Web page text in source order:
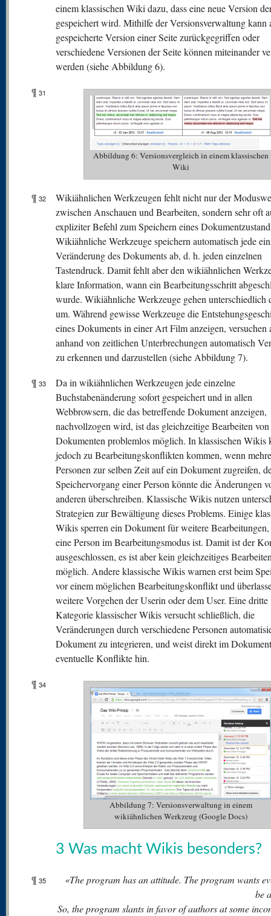
einem klassischen Wiki dazu, dass eine neue Version
gespeichert wird. Mithilfe der Versionsverwaltung kann
gespeicherte Version einer Seite zurückgegriffen oder
verschiedene Versionen der Seite können miteinander
werden (siehe Abbildung 6).
¶ 31
Abbildung 6: Versionsvergleich in einem klassischen
Wiki
¶ 32
Wikiähnlichen Werkzeugen fehlt nicht nur der
zwischen Anschauen und Bearbeiten, sondern sehr oft
expliziter Befehl zum Speichern eines
Wikiähnliche Werkzeuge speichern automatisch jede
Veränderung des Dokuments ab, d. h. jeden einzelnen
Tastendruck. Damit fehlt aber den wikiähnlichen
klare Information, wann ein Bearbeitungsschritt
wurde. Wikiähnliche Werkzeuge gehen unterschiedlich
um. Während gewisse Werkzeuge die
eines Dokuments in einer Art Film anzeigen, versuchen
anhand von zeitlichen Unterbrechungen automatisch
zu erkennen und darzustellen (siehe Abbildung 7).
¶ 33
Da in wikiähnlichen Werkzeugen jede einzelne
Buchstabenänderung sofort gespeichert und in allen
Webbrowsern, die das betreffende Dokument anzeigen,
nachvollzogen wird, ist das gleichzeitige Bearbeiten von
Dokumenten problemlos möglich. In klassischen Wikis
jedoch zu Bearbeitungskonflikten kommen, wenn
Personen zur selben Zeit auf ein Dokument zugreifen,
Speichervorgang einer Person könnte die Änderungen
anderen überschreiben. Klassische Wikis nutzen
Strategien zur Bewältigung dieses Problems. Einige
Wikis sperren ein Dokument für weitere Bearbeitungen,
eine Person im Bearbeitungsmodus ist. Damit ist der
ausgeschlossen, es ist aber kein gleichzeitiges
möglich. Andere klassische Wikis warnen erst beim
vor einem möglichen Bearbeitungskonflikt und
weitere Vorgehen der Userin oder dem User. Eine dritte
Kategorie klassischer Wikis versucht schließlich, die
Veränderungen durch verschiedene Personen
Dokument zu integrieren, und weist direkt im
eventuelle Konflikte hin.
¶ 34
Abbildung 7: Versionsverwaltung in einem
wikiähnlichen Werkzeug (Google Docs)
3 Was macht Wikis besonders?
¶ 35
«The program has an attitude. The program wants
be
So, the program slants in favor of authors at some